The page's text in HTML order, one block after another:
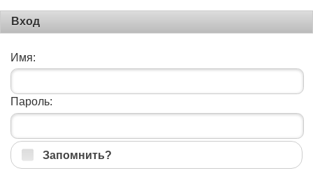
Вход
Имя:
Пароль:
Запомнить?